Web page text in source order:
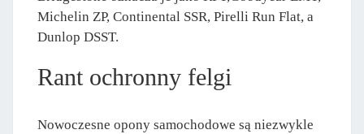
Michelin ZP, Continental SSR, Pirelli Run Flat, a
Dunlop DSST.
Rant ochronny felgi
Nowoczesne opony samochodowe są niezwykle